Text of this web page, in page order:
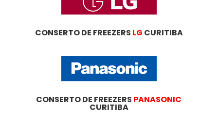
CONSERTO DE FREEZERS LG CURITIBA
CONSERTO DE FREEZERS PANASONIC
CURITIBA